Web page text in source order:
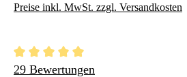
Preise inkl. MwSt. zzgl. Versandkosten
Durchschnittliche Bewertung von
29 Bewertungen